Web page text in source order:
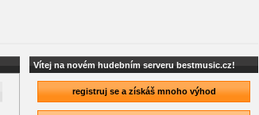
Vítej na novém hudebním serveru bestmusic.cz!
registruj se a získáš mnoho výhod